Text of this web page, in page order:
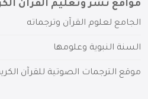
مواقع نشر وتعليم القرآن
الجامع لعلوم القرآن وترجماته
السنة النبوية وعلومها
موقع الترجمات الصوتية للقرآن